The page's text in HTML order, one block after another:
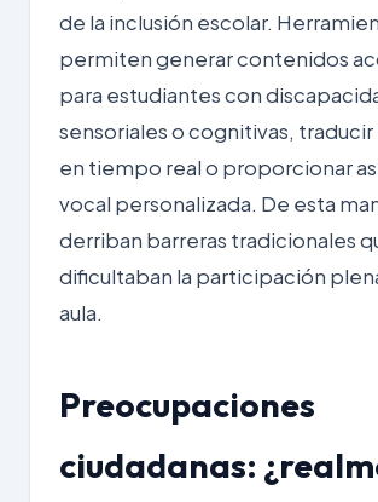
de la inclusión escolar.
permiten generar contenidos
para estudiantes con
sensoriales o cognitivas,
en tiempo real o proporcionar
vocal personalizada. De esta
derriban barreras tradicionales
dificultaban la participación
aula.
Preocupaciones
ciudadanas: